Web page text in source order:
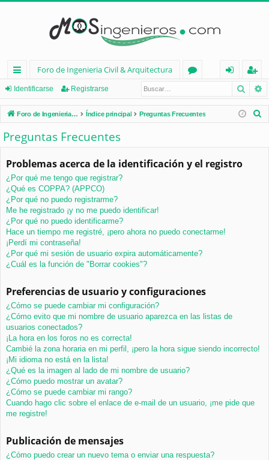
nl
ac
es
rá
pi
d
os
Foro de Ingenieria Civil & Arquitectura
os
nt
ifi
rs
eg
ist
ra
Identificarse Registrarse
Foro de Ingenieria Civil & Arquitectura Índice principal Preguntas Frecuentes
Preguntas Frecuentes
Problemas acerca de la identificación y el registro
¿Por qué me tengo que registrar?
¿Qué es COPPA? (APPCO)
¿Por qué no puedo registrarme?
Me he registrado ¡y no me puedo identificar!
¿Por qué no puedo identificarme?
Hace un tiempo me registré, ¡pero ahora no puedo conectarme!
¡Perdí mi contraseña!
¿Por qué mi sesión de usuario expira automáticamente?
¿Cuál es la función de "Borrar cookies"?
Preferencias de usuario y configuraciones
¿Cómo se puede cambiar mi configuración?
¿Cómo evito que mi nombre de usuario aparezca en las listas de
usuarios conectados?
¡La hora en los foros no es correcta!
Cambié la zona horaria en mi perfil, ¡pero la hora sigue siendo incorrecto!
¡Mi idioma no está en la lista!
¿Qué es la imagen al lado de mi nombre de usuario?
¿Cómo puedo mostrar un avatar?
¿Cómo se puede cambiar mi rango?
Cuando hago clic sobre el enlace de e-mail de un usuario, ¡me pide que
me registre!
Publicación de mensajes
¿Cómo puedo crear un nuevo tema o enviar una respuesta?